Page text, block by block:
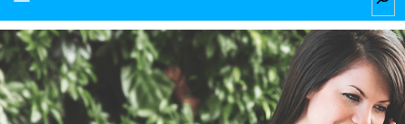
e
a
r
c
h